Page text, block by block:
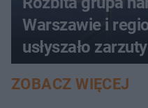
Warszawie i
usłyszało zarzuty
ZOBACZ WIĘCEJ